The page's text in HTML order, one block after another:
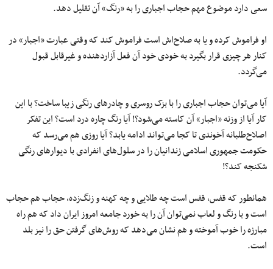
سعی دارد موضوع مهم حجاب اجباری را به «رنگ» آن تقلیل دهد.
او فراموش کرده و یا به صلاح‌اش است فراموش کند که وقتی عبارت «اجبار» در
کنار هر چیزی قرار بگیرد به خودی خود آن فعل آزار‌دهنده و غیرقابل‌ قبول
می‌گردد.
آیا می‌توان حجاب اجباری را با بزک روسری و چادرهای رنگی زیبا ساخت؟ با این
کار آیا از وزنه «اجبار» آن کاسته می‌شود؟! آیا رنگ چاره درد است؟ این تفکر
اصلاح‌طلبانه آخوندی تا کجا می‌تواند ادامه یابد؟ آیا روزی هم می‌رسد که
حکومت جمهوری اسلامی زندانیان را در سلول‌های انفرادی با دیوارهای رنگی
شکنجه کند؟!
همانطور که قفس، قفس است چه طلایی و چه کهنه و زنگ‌زده، حجاب هم حجاب
است و با رنگ و لعاب نمی‌توان آن را به خورد جامعه امروز ایران داد که هم راه
مبارزه را خوب آموخته و هم نشان می‌دهد که روش‌های گرفتن حق را نیز بلد
است.